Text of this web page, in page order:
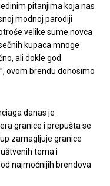
pitanjima koja nas
modnoj parodiji
velike sume novca
kupaca mnoge
ali dokle god
ovom brendu donosimo
danas je
granice i prepušta se
zamagljuje granice
tema i
najmoćnijih brendova